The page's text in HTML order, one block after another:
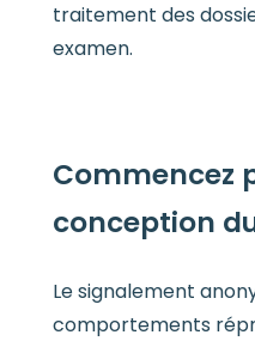
traitement des
examen.
Commencez
conception
Le signalement
comportements